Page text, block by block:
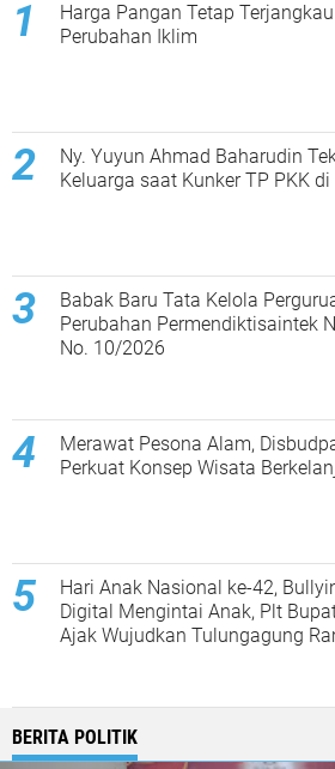
Harga Pangan Tetap
Perubahan Iklim
Ny. Yuyun Ahmad Baharudin
Keluarga saat Kunker TP PKK
Babak Baru Tata Kelola
Perubahan Permendiktisaintek
No. 10/2026
Merawat Pesona Alam,
Perkuat Konsep Wisata
Hari Anak Nasional ke-42,
Digital Mengintai Anak, Plt
Ajak Wujudkan Tulungagung
BERITA POLITIK